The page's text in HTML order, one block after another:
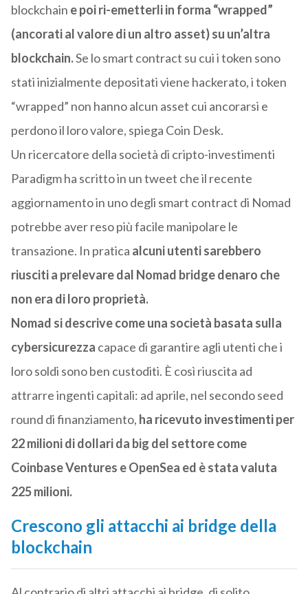
blockchain e poi ri-emetterli in forma “wrapped”
(ancorati al valore di un altro asset) su un’altra
blockchain.Se lo smart contract su cui i token sono
stati inizialmente depositati viene hackerato, i token
“wrapped” non hanno alcun asset cui ancorarsi e
perdono il loro valore, spiega Coin Desk.
Un ricercatore della società di cripto-investimenti
Paradigm ha scritto in un tweet che il recente
aggiornamento in uno degli smart contract di Nomad
potrebbe aver reso più facile manipolare le
transazione. In pratica alcuni utenti sarebbero
riusciti a prelevare dal Nomad bridge denaro che
non era di loro proprietà.
Nomad si descrive come una società basata sulla
cybersicurezza capace di garantire agli utenti che i
loro soldi sono ben custoditi. È così riuscita ad
attrarre ingenti capitali: ad aprile, nel secondo seed
round di finanziamento, ha ricevuto investimenti per
22 milioni di dollari da big del settore come
Coinbase Ventures e OpenSea ed è stata valuta
225 milioni.
Crescono gli attacchi ai bridge della
blockchain